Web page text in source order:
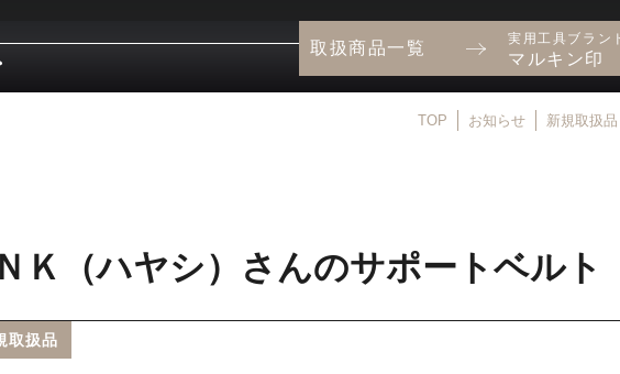
取扱商品一覧 実用工具ブラン
マルキン印
TOP お知らせ 新規取扱品
Ｋ（ハヤシ）さんのサポートベルト
取扱品